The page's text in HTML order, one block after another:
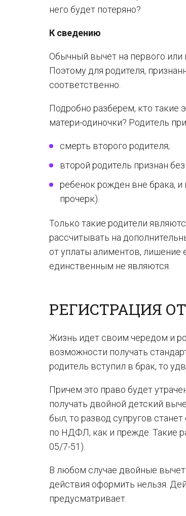
него будет потеряно?
К сведению
Обычный вычет на первого или
Поэтому для родителя,
соответственно.
Подробно разберем, кто такие
матери-одиночки? Родитель
смерть второго родителя;
второй родитель признан
ребенок рожден вне брака,
прочерк).
Только такие родители
рассчитывать на
от уплаты алиментов, лишение
единственным не являются.
РЕГИСТРАЦИЯ
Жизнь идет своим чередом и
возможности получать
родитель вступил в брак, то
Причем это право будет
получать двойной детский
был, то развод супругов
по НДФЛ, как и прежде. Такие
05/7-51).
В любом случае двойные
действия оформить нельзя.
предусматривает.